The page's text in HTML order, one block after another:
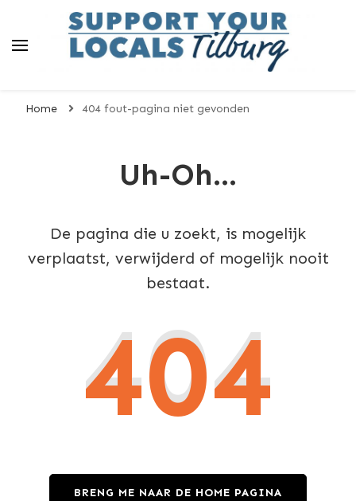
Tilburg
Home 404 fout-pagina niet gevonden
Uh-Oh...
De pagina die u zoekt, is mogelijk
verplaatst, verwijderd of mogelijk nooit
bestaat.
404
BRENG ME NAAR DE HOME PAGINA